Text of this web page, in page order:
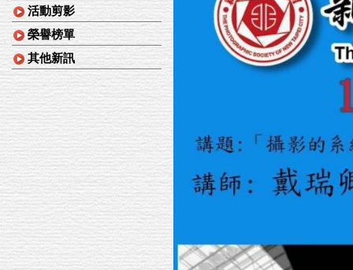
活動剪影
榮譽榜單
其他新訊